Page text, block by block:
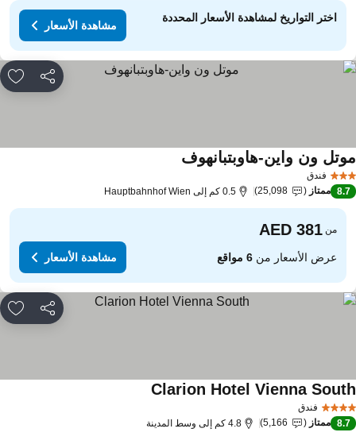
اختر التواريخ لمشاهدة الأسعار المحددة
مشاهدة الأسعار
مشاركة
فندق
ون واين-هاوبتبانهوفمشاهدة الأسعار
8.7 ممتاز 25,098 0.5 كم إلى Hauptbahnhof Wien
من
عرض الأسعار من6 مواقع مشاهدة الأسعار
مشاركة
فندق
Clarion Hotel Viennaمشاهدة الأسعار
8.7 ممتاز 5,166 4.8 كم إلى وسط المدينة